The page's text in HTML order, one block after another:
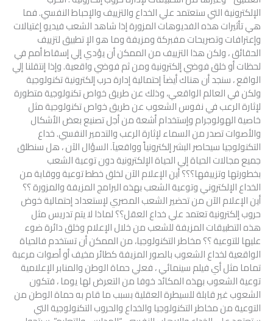
الإلكترونية التي ستعتمد علي الخداع والتزييف والإحباط النفسي. فما
هي تأثيرات هذه الفديوهات المزورة إذا شاهد الشعب فيديو إغتيالات
وإعترافات وتصريحات مفبركة ومزيفة وما هو الإ تطبيق لتزييف
الحقائق ، ولكن هذا التزييف من الممكن أن يؤدي إلي إسقاط أمم في
لحظات أو خلق فوضي إلكترونية ومن ثم فوضي واقعية. وإذا إنتقلنا إلي
الواقع ، سنجد أن هناك أيضآ إحتمالية إدارة حرب إلكترونية تكنولوجية
ولكن في العالم الواقعي، وذلك عن طريق خواص تكنولوجية متطورة
لإثارة الرعب في نفوس الشعوب عن طريق خواص تكنولوجية مثل
خاصية الهولوجرام وإستخدام أشعة من أجل تصنيع بعض الأشكال
والأصوات تصدر من السماء لإثارة الرعب والتدمير النفسي. خداع
التكنولوجيا سيحاصر البشر إلكترونياً وواقعيآ. السؤال الآن ، هل سنطلق
جميع مجالات الحياة إلي الحياة الإلكترونية دون توعية الشعب
بخطورتها وتزييفها؟؟؟ أين الإعلام الآن لخلق خطط توعية ووقاية من
الخداع الإلكتروني وتوعية الشعب بهذه البرامج المزيفة والمزورة ؟؟
أين الإعلام الآن من تحضير الشعب المصري لإستعداد إحتمالية خوض
حروب إلكترونية تعتمد علي خداع العقل؟؟ لماذا لا يتم تدريس مثل
هذه التطبيقات المزيفة للشعب من خلال الإعلام وخلق دائرة ضوء
عليها للتوعية ؟؟ مخاطر التكنولوجيا، من الممكن أن تستخدم فالحياة
الواقعية لخداع الشعوب بالصور المزيفة كطائر مخيف أو أصوات مرعبة
تماما مثل أي فيلم سينمائي ، فعلي حماة الوطن والمنابر الإعلامية
توعية الشعوب بهذه المكائد خوفا من التعرض لها يوما ، فتكون
الشعوب غير قابلة للسيطرة العقلية بسبب ما قام به حماة الوطن من
التوعية من مخاطر التكنولوجيا والخداع والحروب التكنولوجية التي